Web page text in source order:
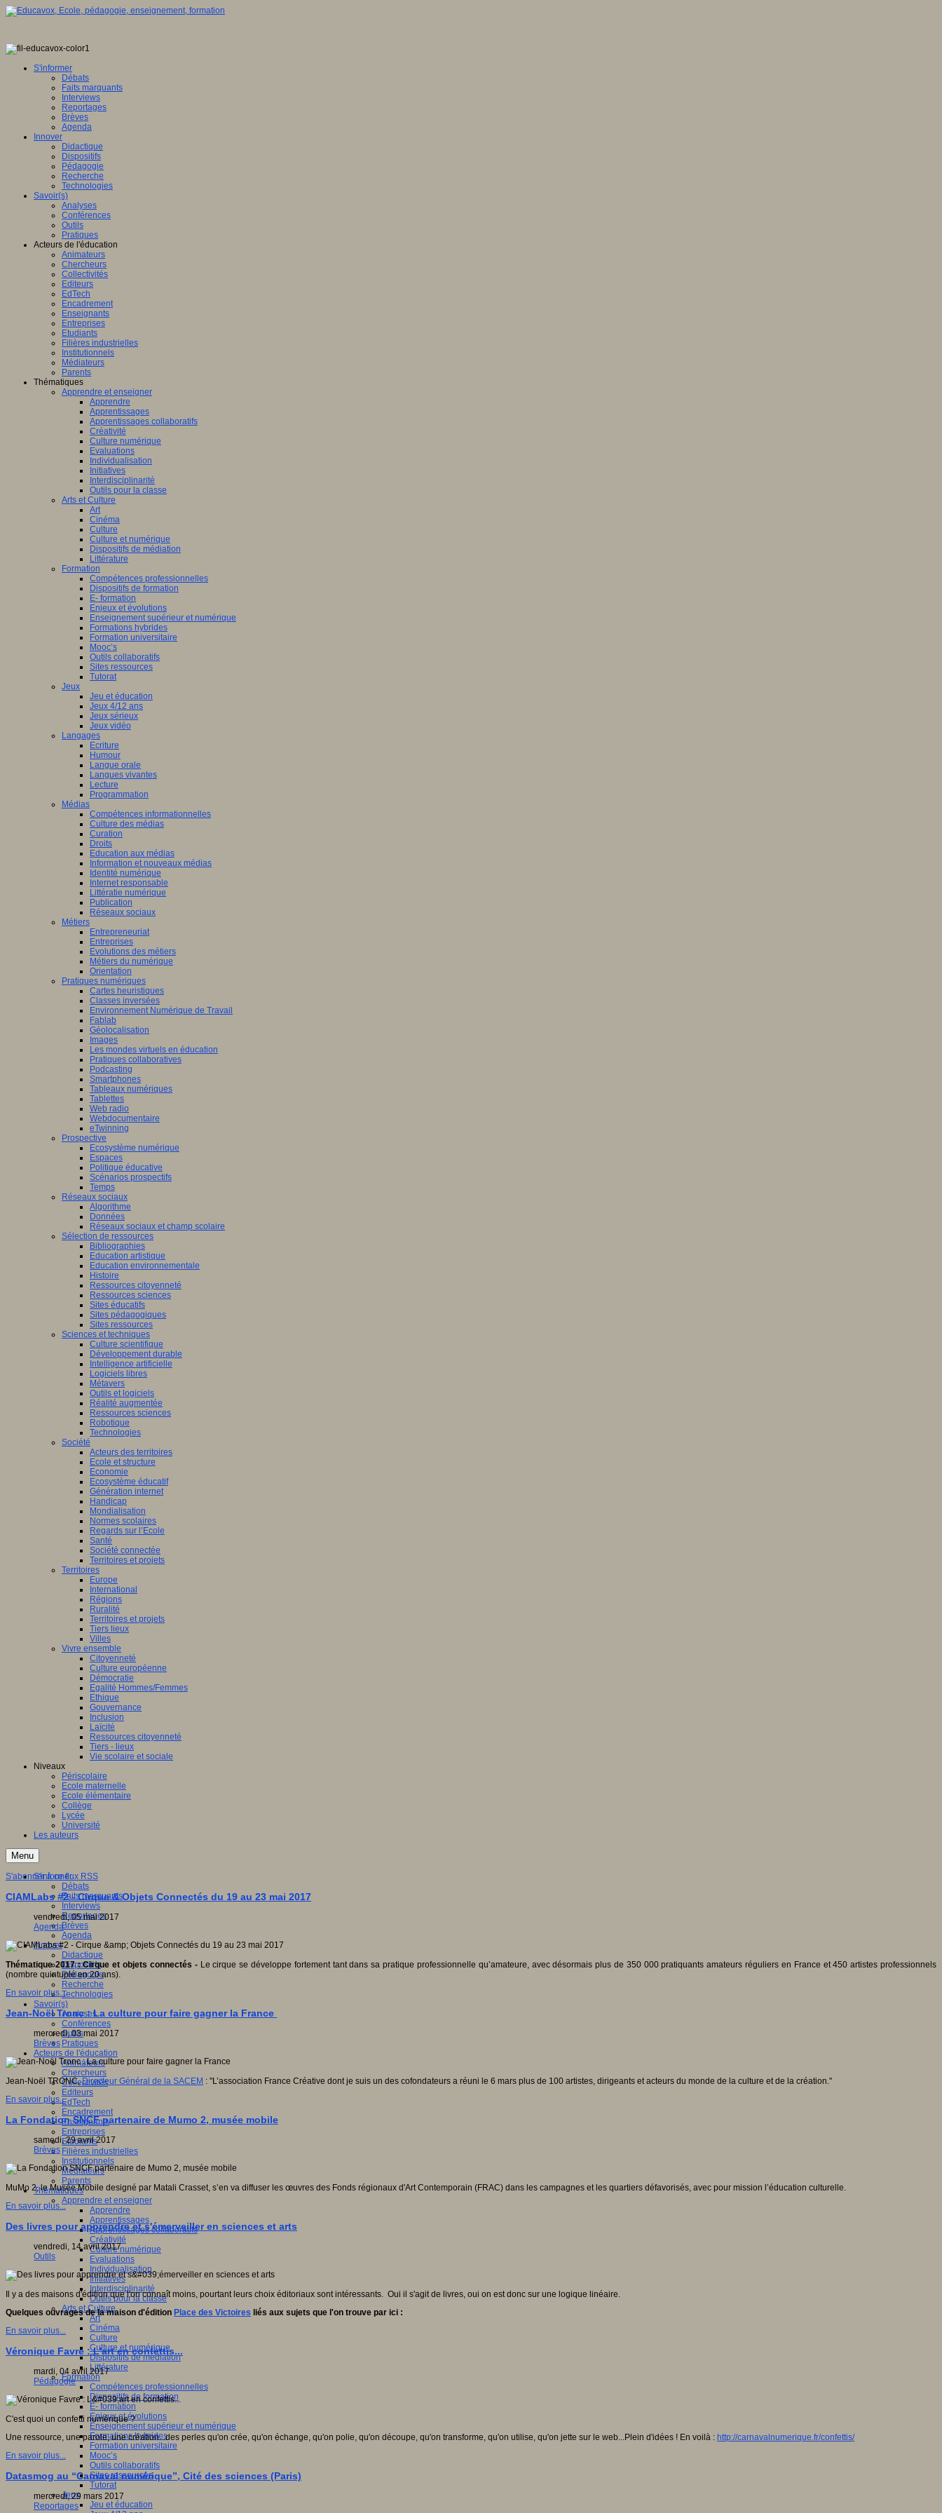
S'informer
Débats
Faits marquants
Interviews
Reportages
Brèves
Agenda
Innover
Didactique
Dispositifs
Pédagogie
Recherche
Technologies
Savoir(s)
Analyses
Conférences
Outils
Pratiques
Acteurs de l'éducation
Animateurs
Chercheurs
Collectivités
Editeurs
EdTech
Encadrement
Enseignants
Entreprises
Etudiants
Filières industrielles
Institutionnels
Médiateurs
Parents
Thématiques
Apprendre et enseigner
Apprendre
Apprentissages
Apprentissages collaboratifs
Créativité
Culture numérique
Evaluations
Individualisation
Initiatives
Interdisciplinarité
Outils pour la classe
Arts et Culture
Art
Cinéma
Culture
Culture et numérique
Dispositifs de médiation
Littérature
Formation
Compétences professionnelles
Dispositifs de formation
E- formation
Enjeux et évolutions
Enseignement supérieur et numérique
Formations hybrides
Formation universitaire
Mooc’s
Outils collaboratifs
Sites ressources
Tutorat
Jeux
Jeu et éducation
Jeux 4/12 ans
Jeux sérieux
Jeux vidéo
Langages
Ecriture
Humour
Langue orale
Langues vivantes
Lecture
Programmation
Médias
Compétences informationnelles
Culture des médias
Curation
Droits
Education aux médias
Information et nouveaux médias
Identité numérique
Internet responsable
Littératie numérique
Publication
Réseaux sociaux
Métiers
Entrepreneuriat
Entreprises
Evolutions des métiers
Métiers du numérique
Orientation
Pratiques numériques
Cartes heuristiques
Classes inversées
Environnement Numérique de Travail
Fablab
Géolocalisation
Images
Les mondes virtuels en éducation
Pratiques collaboratives
Podcasting
Smartphones
Tableaux numériques
Tablettes
Web radio
Webdocumentaire
eTwinning
Prospective
Ecosystème numérique
Espaces
Politique éducative
Scénarios prospectifs
Temps
Réseaux sociaux
Algorithme
Données
Réseaux sociaux et champ scolaire
Sélection de ressources
Bibliographies
Education artistique
Education environnementale
Histoire
Ressources citoyenneté
Ressources sciences
Sites éducatifs
Sites pédagogiques
Sites ressources
Sciences et techniques
Culture scientifique
Développement durable
Intelligence artificielle
Logiciels libres
Métavers
Outils et logiciels
Réalité augmentée
Ressources sciences
Robotique
Technologies
Société
Acteurs des territoires
Ecole et structure
Economie
Ecosystème éducatif
Génération internet
Handicap
Mondialisation
Normes scolaires
Regards sur l’Ecole
Santé
Société connectée
Territoires et projets
Territoires
Europe
International
Régions
Ruralité
Territoires et projets
Tiers lieux
Villes
Vivre ensemble
Citoyenneté
Culture européenne
Démocratie
Egalité Hommes/Femmes
Ethique
Gouvernance
Inclusion
Laïcité
Ressources citoyenneté
Tiers - lieux
Vie scolaire et sociale
Niveaux
Périscolaire
Ecole maternelle
Ecole élémentaire
Collège
Lycée
Université
Les auteurs
Menu
S'informer
Débats
Faits marquants
Interviews
Reportages
Brèves
Agenda
Innover
Didactique
Dispositifs
Pédagogie
Recherche
Technologies
Savoir(s)
Analyses
Conférences
Outils
Pratiques
Acteurs de l'éducation
Animateurs
Chercheurs
Collectivités
Editeurs
EdTech
Encadrement
Enseignants
Entreprises
Etudiants
Filières industrielles
Institutionnels
Médiateurs
Parents
Thématiques
Apprendre et enseigner
Apprendre
Apprentissages
Apprentissages collaboratifs
Créativité
Culture numérique
Evaluations
Individualisation
Initiatives
Interdisciplinarité
Outils pour la classe
Arts et Culture
Art
Cinéma
Culture
Culture et numérique
Dispositifs de médiation
Littérature
Formation
Compétences professionnelles
Dispositifs de formation
E- formation
Enjeux et évolutions
Enseignement supérieur et numérique
Formations hybrides
Formation universitaire
Mooc’s
Outils collaboratifs
Sites ressources
Tutorat
Jeux
Jeu et éducation
S'abonner à ce flux RSS
CIAMLabs #2 - Cirque & Objets Connectés du 19 au 23 mai 2017
vendredi, 05 mai 2017
Agenda
Thématique 2017 : Cirque et objets connectés - Le cirque se développe fortement tant dans sa pratique professionnelle qu’amateure, avec désormais plus de 350 000 pratiquants amateurs réguliers en France et 450 artistes professionnels
(nombre quintuplé en 20 ans).
En savoir plus...
Jean-Noël Tronc : La culture pour faire gagner la France
mercredi, 03 mai 2017
Brèves
Jean-Noël TRONC,Directeur Général de la SACEM : "L’association France Créative dont je suis un des cofondateurs a réuni le 6 mars plus de 100 artistes, dirigeants et acteurs du monde de la culture et de la création."
En savoir plus...
La Fondation SNCF partenaire de Mumo 2, musée mobile
samedi, 29 avril 2017
Brèves
MuMo 2, le Musée Mobile designé par Matali Crasset, s’en va diffuser les œuvres des Fonds régionaux d'Art Contemporain (FRAC) dans les campagnes et les quartiers défavorisés, avec pour mission l’éducation culturelle.
En savoir plus...
Des livres pour apprendre et s'émerveiller en sciences et arts
vendredi, 14 avril 2017
Outils
Il y a des maisons d'édition que l'on connaît moins, pourtant leurs choix éditoriaux sont intéressants. Oui il s'agit de livres, oui on est donc sur une logique linéaire.
Quelques ouvrages de la maison d'édition Place des Victoires liés aux sujets que l'on trouve par ici :
En savoir plus...
Véronique Favre : L'art en confettis...
mardi, 04 avril 2017
Pédagogie
C'est quoi un confetti numérique ?
Une ressource, une parole, une création...des perles qu'on crée, qu'on échange, qu'on polie, qu'on découpe, qu'on transforme, qu'on utilise, qu'on jette sur le web...Plein d'idées ! En voilà : http://carnavalnumerique.fr/confettis/
En savoir plus...
Datasmog au “Carnaval numérique”, Cité des sciences (Paris)
mercredi, 29 mars 2017
Reportages